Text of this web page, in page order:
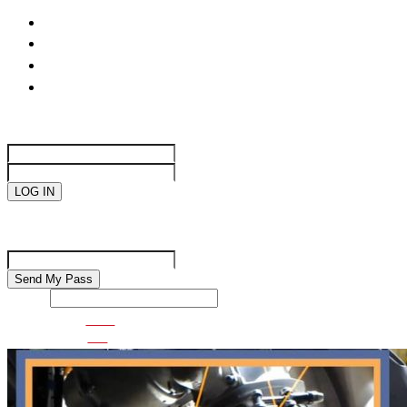
VDO
GO